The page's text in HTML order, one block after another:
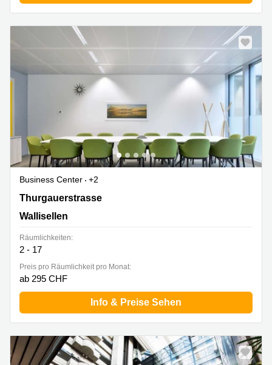
Business Center
+2
Thurgauerstrasse 132,Glattpark, Wallisellen
Thurgauerstrasse
Wallisellen
Räumlichkeiten:
2 - 17
Preis pro Räumlichkeit pro Monat:
ab 295 CHF
Info & Preise Sehen